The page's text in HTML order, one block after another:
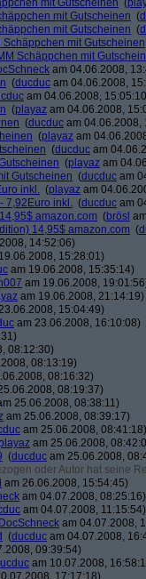
mit Gutscheinen (
mit Gutscheinen (
mit Gutscheinen (
Schäppchen mit Gutscheinen
Schäppchen mit
am 04.06.2008,
(ducduc am 04.06.2008,
am 04.06.2008,
(playaz am 04.06.2008,
(ducduc am 04.06.2008,
(playaz am
(ducduc am
(playaz am
Gutscheinen (ducduc am
inkl. (playaz am
7,92Euro inkl. (ducduc am
amazon.com (brösl
14,95$ amazon.com (
14:52:06)
15:28:01)
am 19.06.2008, 15:35:14)
am 19.06.2008,
am 19.06.2008, 21:14:19)
15:04:49)
am 23.06.2008, 16:10:08)
08:12:30)
08:13:19)
08:16:32)
08:19:37)
25.06.2008, 08:38:11)
am 25.06.2008, 08:39:17)
am 25.06.2008, 08:41:18)
playaz am 25.06.2008,
(ducduc am 25.06.2008,
oder Autor hat seine
am 26.06.2008, 15:54:45)
am 04.07.2008, 08:25:16)
am 04.07.2008, 11:15:54)
DocSchneck am 04.07.2008,
(ducduc am 04.07.2008,
09:39:54)
am 10.07.2008,
17:17:18)